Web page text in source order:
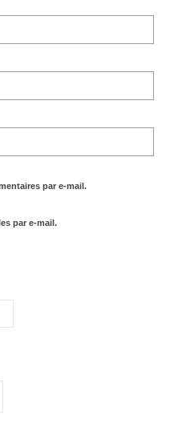
par e-mail.
par e-mail.